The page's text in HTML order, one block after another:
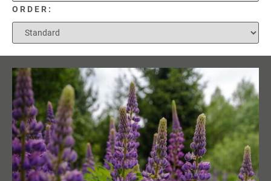
ORDER: